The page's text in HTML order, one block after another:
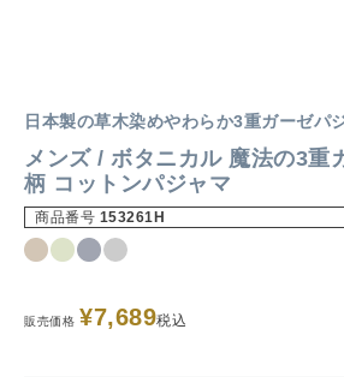
日本製の草木染めやわらか3重ガーゼパ
メンズ / ボタニカル 魔法の3重
柄 コットンパジャマ
商品番号 153261H
販売価格 ¥7,689税込